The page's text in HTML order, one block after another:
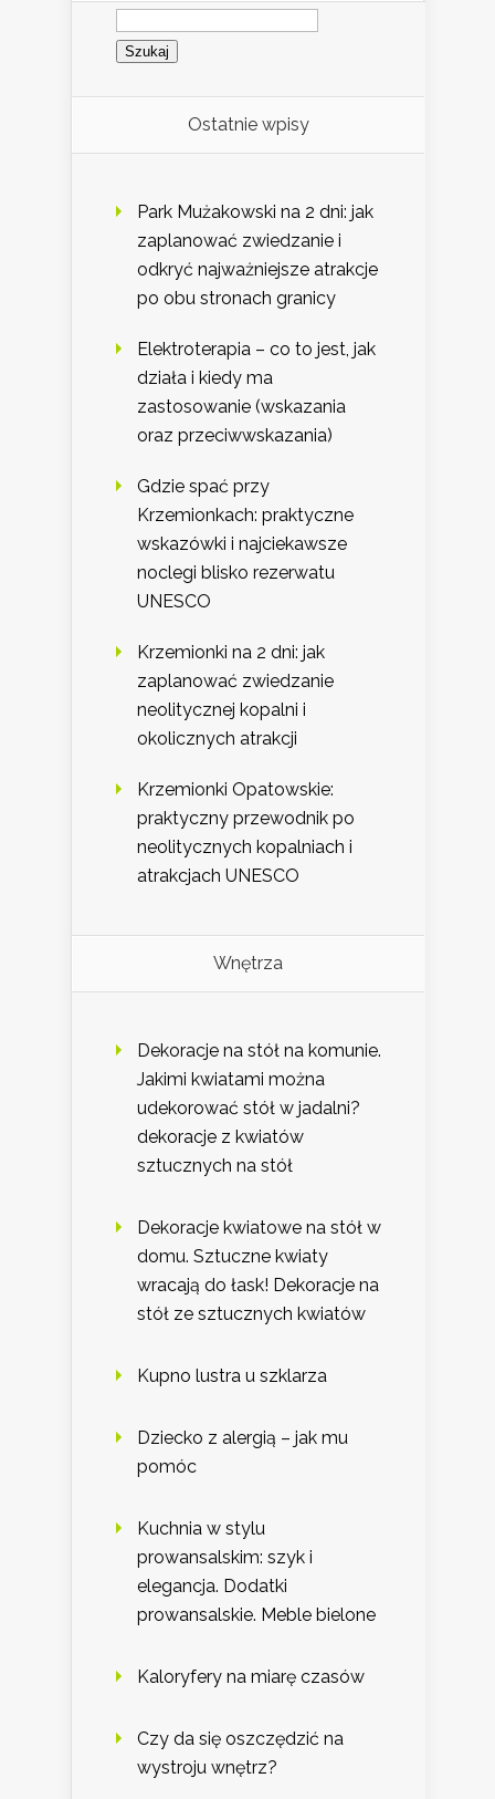
Szukaj:
Ostatnie wpisy
Park Mużakowski na 2 dni: jak
zaplanować zwiedzanie i
odkryć najważniejsze atrakcje
po obu stronach granicy
Elektroterapia – co to jest, jak
działa i kiedy ma
zastosowanie (wskazania
oraz przeciwwskazania)
Gdzie spać przy
Krzemionkach: praktyczne
wskazówki i najciekawsze
noclegi blisko rezerwatu
UNESCO
Krzemionki na 2 dni: jak
zaplanować zwiedzanie
neolitycznej kopalni i
okolicznych atrakcji
Krzemionki Opatowskie:
praktyczny przewodnik po
neolitycznych kopalniach i
atrakcjach UNESCO
Wnętrza
Dekoracje na stół na komunie.
Jakimi kwiatami można
udekorować stół w jadalni?
dekoracje z kwiatów
sztucznych na stół
Dekoracje kwiatowe na stół w
domu. Sztuczne kwiaty
wracają do łask! Dekoracje na
stół ze sztucznych kwiatów
Kupno lustra u szklarza
Dziecko z alergią – jak mu
pomóc
Kuchnia w stylu
prowansalskim: szyk i
elegancja. Dodatki
prowansalskie. Meble bielone
Kaloryfery na miarę czasów
Czy da się oszczędzić na
wystroju wnętrz?